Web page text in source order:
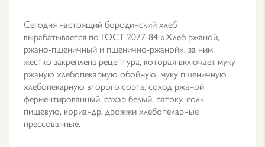
Сегодня настоящий бородинский хлеб
вырабатывается по ГОСТ 2077-84 «Хлеб ржаной,
ржано-пшеничный и пшенично-ржаной», за ним
жестко закреплена рецептура, которая включает муку
ржаную хлебопекарную обойную, муку пшеничную
хлебопекарную второго сорта, солод ржаной
ферментированный, сахар белый, патоку, соль
пищевую, кориандр, дрожжи хлебопекарные
прессованные.